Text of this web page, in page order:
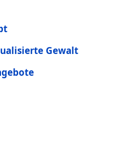
Gewalt